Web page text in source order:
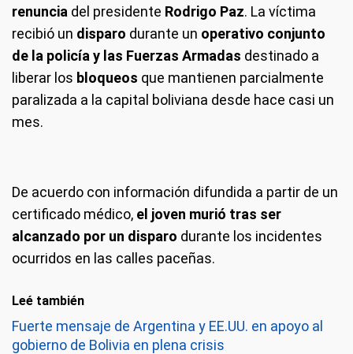
renuncia del presidente Rodrigo Paz. La víctima
recibió un disparo durante un operativo conjunto
de la policía y las Fuerzas Armadas destinado a
liberar los bloqueos que mantienen parcialmente
paralizada a la capital boliviana desde hace casi un
mes.
De acuerdo con información difundida a partir de un
certificado médico, el joven murió tras ser
alcanzado por un disparo durante los incidentes
ocurridos en las calles paceñas.
Leé también
Fuerte mensaje de Argentina y EE.UU. en apoyo al
gobierno de Bolivia en plena crisis